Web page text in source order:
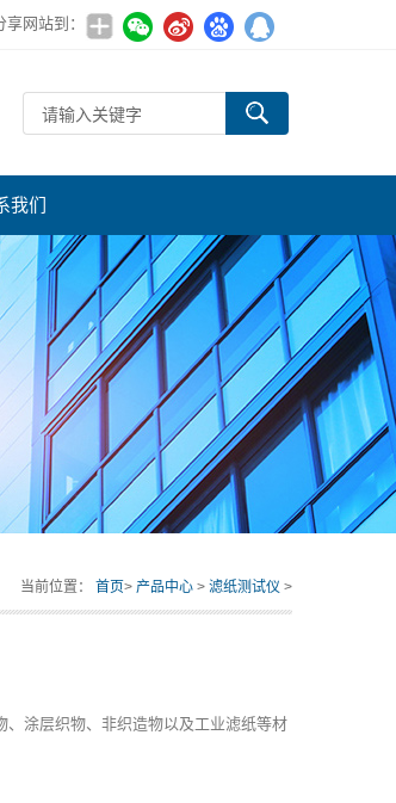
享网站到：
我们
当前位置： 首页> 产品中心 > 滤纸测试仪 >
涂层织物、非织造物以及工业滤纸等材